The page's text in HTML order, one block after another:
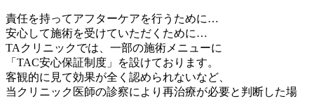
責任を持ってアフターケアを行うために…
安心して施術を受けていただくために…
TAクリニックでは、一部の施術メニューに
「TAC安心保証制度」
を設けております。
客観的に見て効果が全く認められないなど、
当クリニック医師の診察により再治療が必要と判断した場